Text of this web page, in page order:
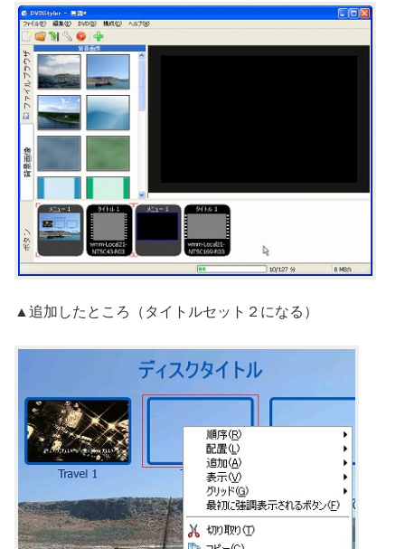
▲追加したところ（タイトルセット２になる）